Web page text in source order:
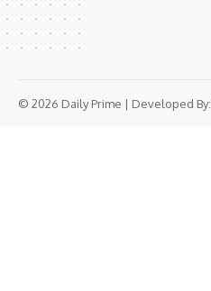
© 2026 Daily Prime | Developed By: